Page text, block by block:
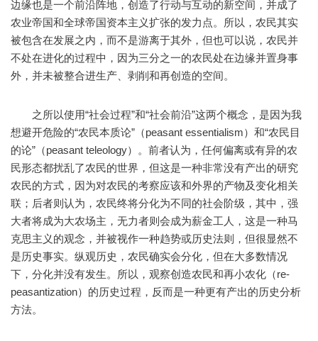
边缘也是一个前沿阵地，创造了行动与互动的新空间，并成了
农业帝国和全球帝国资本主义扩张的发力点。所以，农民其实
被包含在发展之内，而不是游离于其外，但也可以说，农民并
不处在进化的过程中，因为三分之一的农民处在边缘并置身事
外，并未被整合进生产、剥削和再创造的空间。
之所以使用“社会过程”和“社会前沿”这两个概念，是因为我
想避开危险的“农民本质论”（peasant essentialism）和“农民目
的论”（peasant teleology）。前者认为，任何偏离或有异的农
民形态都扰乱了农民的世界，但这是一种非常没有产出的研究
农民的方式，因为对农民的考察应该和外界的产物及变化相关
联；后者则认为，农民终将分化为不同的社会阶级，其中，强
大者将成为大农场主，无力者则会成为薪金工人，这是一种马
克思主义的观念，并被视作一种趋势或历史法则，但很显然不
是历史事实。纵观历史，农民确实会分化，但在大多数情况
下，分化并没有发生。所以，观察创造农民和再小农化（re-
peasantization）的历史过程，反而是一种更有产出的历史分析
方法。